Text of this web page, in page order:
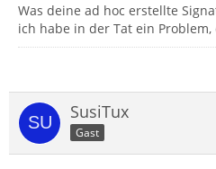
Was deine ad hoc erstellte
ich habe in der Tat ein Problem,
SusiTux
Gast